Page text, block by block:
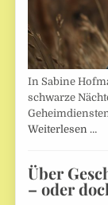
In Sabine
schwarze
Weiterlesen …
Über
– oder